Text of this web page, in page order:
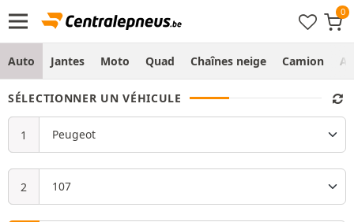
Auto Jantes Moto Quad Chaînes neige Camion
SÉLECTIONNER UN VÉHICULE